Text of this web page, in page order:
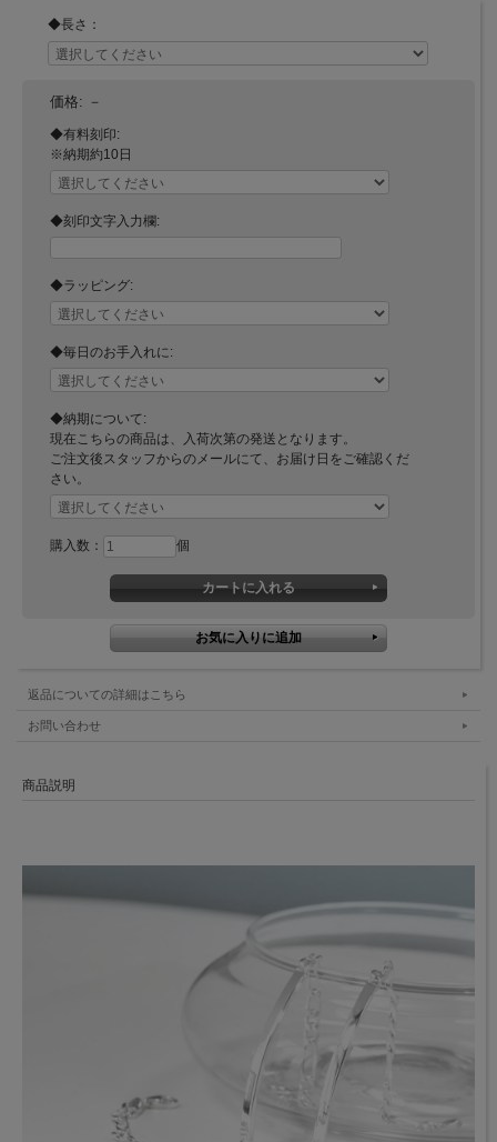
◆長さ：
価格: －
◆有料刻印:
※納期約10日
◆刻印文字入力欄:
◆ラッピング:
◆毎日のお手入れに:
◆納期について:
現在こちらの商品は、入荷次第の発送となります。
ご注文後スタッフからのメールにて、お届け日をご確認くだ
さい。
購入数： 個
返品についての詳細はこちら
お問い合わせ
商品説明